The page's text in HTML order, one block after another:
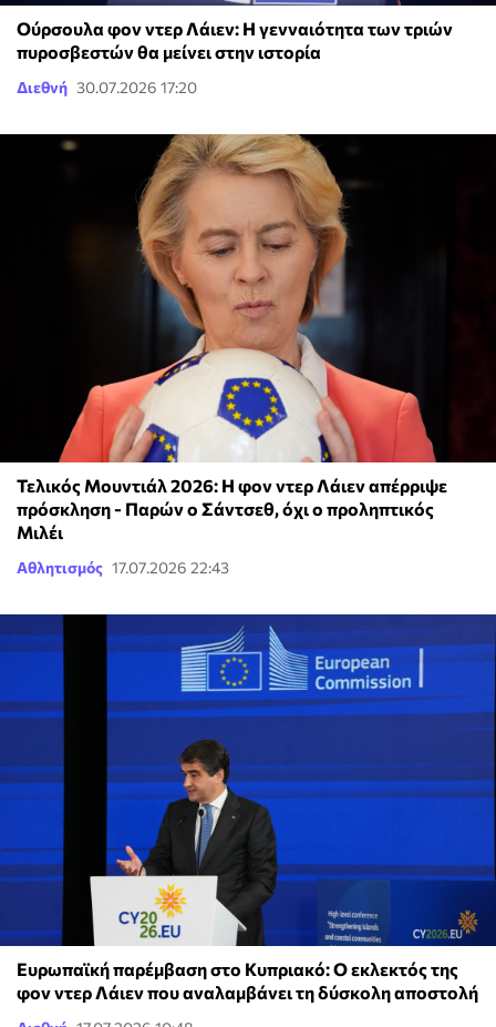
Ούρσουλα φον ντερ Λάιεν: Η γενναιότητα των τριών
πυροσβεστών θα μείνει στην ιστορία
Διεθνή 30.07.2026 17:20
Τελικός Μουντιάλ 2026: Η φον ντερ Λάιεν απέρριψε
πρόσκληση - Παρών ο Σάντσεθ, όχι ο προληπτικός
Μιλέι
Αθλητισμός 17.07.2026 22:43
Ευρωπαϊκή παρέμβαση στο Κυπριακό: O εκλεκτός της
φον ντερ Λάιεν που αναλαμβάνει τη δύσκολη αποστολή